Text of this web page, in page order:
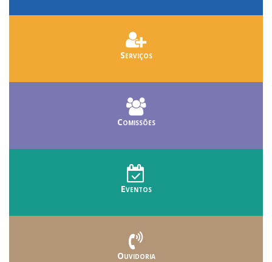
Serviços
Comissões
Eventos
Ouvidoria